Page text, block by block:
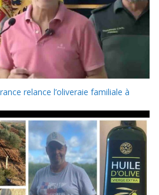
relance l’oliveraie familiale à